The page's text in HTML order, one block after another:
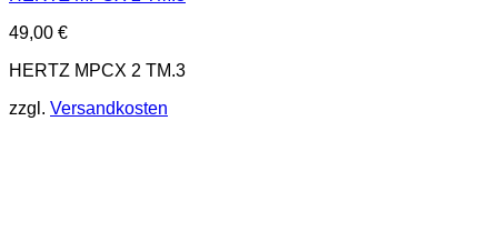
49,00 €
HERTZ MPCX 2 TM.3
zzgl. Versandkosten